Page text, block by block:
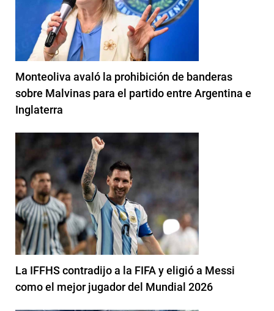
Monteoliva avaló la prohibición de banderas
sobre Malvinas para el partido entre Argentina e
Inglaterra
La IFFHS contradijo a la FIFA y eligió a Messi
como el mejor jugador del Mundial 2026